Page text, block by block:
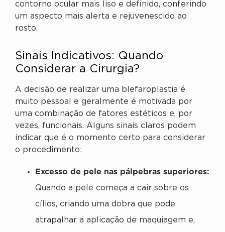
contorno ocular mais liso e definido, conferindo
um aspecto mais alerta e rejuvenescido ao
rosto.
Sinais Indicativos: Quando
Considerar a Cirurgia?
A decisão de realizar uma blefaroplastia é
muito pessoal e geralmente é motivada por
uma combinação de fatores estéticos e, por
vezes, funcionais. Alguns sinais claros podem
indicar que é o momento certo para considerar
o procedimento:
Excesso de pele nas pálpebras superiores:
Quando a pele começa a cair sobre os
cílios, criando uma dobra que pode
atrapalhar a aplicação de maquiagem e,